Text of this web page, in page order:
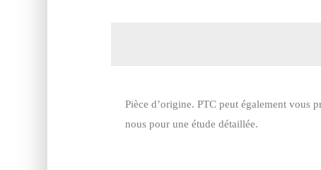
Pièce d’origine. PTC peut également vous
nous pour une étude détaillée.